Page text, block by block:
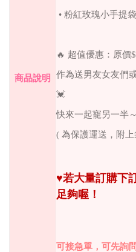
商品說明
• 粉紅玫瑰小手提
🔥 超值優惠：原價
作為送男友女友們
💓
快來一起寵另一半～
( 為保護運送，附
♥若大量訂購下
足夠喔！
可接急單，可先詢